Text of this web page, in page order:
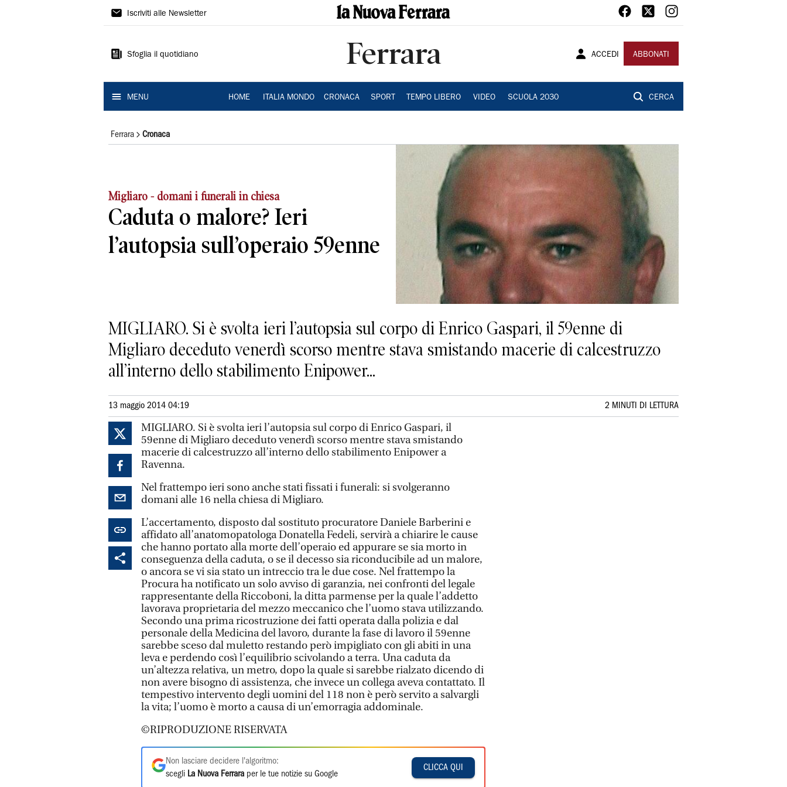
La
Ferrara
Iscriviti alle Newsletter
Sfoglia il quotidiano Ferrara ACCEDI ABBONATI
MENU HOME ITALIA MONDO CRONACA SPORT TEMPO LIBERO VIDEO SCUOLA 2030 CERCA
Ferrara Cronaca
Migliaro - domani i funerali in chiesa
Caduta o malore? Ieri
l’autopsia sull’operaio 59enne
MIGLIARO. Si è svolta ieri l’autopsia sul corpo di Enrico Gaspari, il 59enne di
Migliaro deceduto venerdì scorso mentre stava smistando macerie di calcestruzzo
all’interno dello stabilimento Enipower...
13 maggio 2014 04:19 2 MINUTI DI LETTURA
MIGLIARO. Si è svolta ieri l’autopsia sul corpo di Enrico Gaspari, il
59enne di Migliaro deceduto venerdì scorso mentre stava smistando
macerie di calcestruzzo all’interno dello stabilimento Enipower a
Ravenna.
Nel frattempo ieri sono anche stati fissati i funerali: si svolgeranno
domani alle 16 nella chiesa di Migliaro.
L’accertamento, disposto dal sostituto procuratore Daniele Barberini e
affidato all’anatomopatologa Donatella Fedeli, servirà a chiarire le cause
che hanno portato alla morte dell’operaio ed appurare se sia morto in
conseguenza della caduta, o se il decesso sia riconducibile ad un malore,
o ancora se vi sia stato un intreccio tra le due cose. Nel frattempo la
Procura ha notificato un solo avviso di garanzia, nei confronti del legale
rappresentante della Riccoboni, la ditta parmense per la quale l’addetto
lavorava proprietaria del mezzo meccanico che l’uomo stava utilizzando.
Secondo una prima ricostruzione dei fatti operata dalla polizia e dal
personale della Medicina del lavoro, durante la fase di lavoro il 59enne
sarebbe sceso dal muletto restando però impigliato con gli abiti in una
leva e perdendo così l’equilibrio scivolando a terra. Una caduta da
un’altezza relativa, un metro, dopo la quale si sarebbe rialzato dicendo di
non avere bisogno di assistenza, che invece un collega aveva contattato. Il
tempestivo intervento degli uomini del 118 non è però servito a salvargli
la vita; l’uomo è morto a causa di un’emorragia addominale.
©RIPRODUZIONE RISERVATA
Non lasciare decidere l'algoritmo:
scegli La Nuova Ferrara per le tue notizie su Google
CLICCA QUI